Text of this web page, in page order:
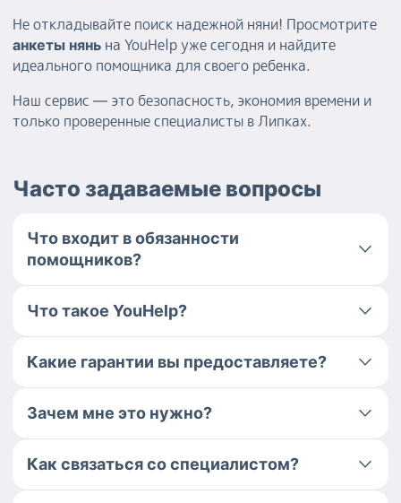
Не откладывайте поиск надежной няни! Просмотрите
анкеты нянь на YouHelp уже сегодня и найдите
идеального помощника для своего ребенка.
Наш сервис — это безопасность, экономия времени и
только проверенные специалисты в Липках.
Часто задаваемые вопросы
Что входит в обязанности
помощников?
Что такое YouHelp?
Какие гарантии вы предоставляете?
Зачем мне это нужно?
Как связаться со специалистом?